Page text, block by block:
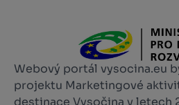
Webový portál vysocina.eu
projektu Marketingové